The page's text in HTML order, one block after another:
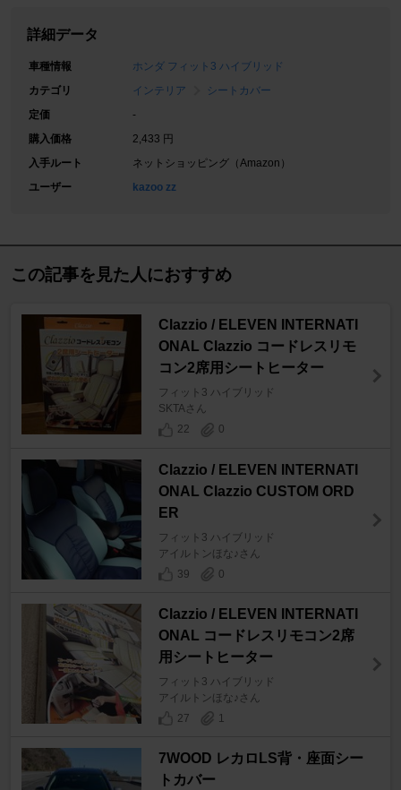
詳細データ
車種情報
ホンダ フィット3 ハイブリッド
カテゴリ
インテリア
シートカバー
定価
-
購入価格
2,433 円
入手ルート
ネットショッピング（Amazon）
ユーザー
kazoo zz
この記事を見た人におすすめ
Clazzio / ELEVEN INTERNATI
ONAL Clazzio コードレスリモ
コン2席用シートヒーター
フィット3 ハイブリッド
SKTAさん
22
0
Clazzio / ELEVEN INTERNATI
ONAL Clazzio CUSTOM ORD
ER
フィット3 ハイブリッド
アイルトンほな♪さん
39
0
Clazzio / ELEVEN INTERNATI
ONAL コードレスリモコン2席
用シートヒーター
フィット3 ハイブリッド
アイルトンほな♪さん
27
1
7WOOD レカロLS背・座面シー
トカバー